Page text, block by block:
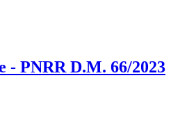
- PNRR D.M. 66/2023